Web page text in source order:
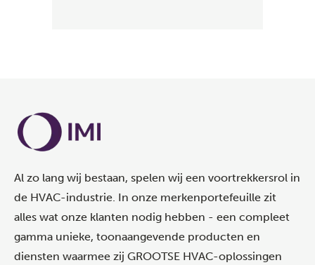
Al zo lang wij bestaan, spelen wij een voortrekkersrol in
de HVAC-industrie. In onze merkenportefeuille zit
alles wat onze klanten nodig hebben - een compleet
gamma unieke, toonaangevende producten en
diensten waarmee zij GROOTSE HVAC-oplossingen